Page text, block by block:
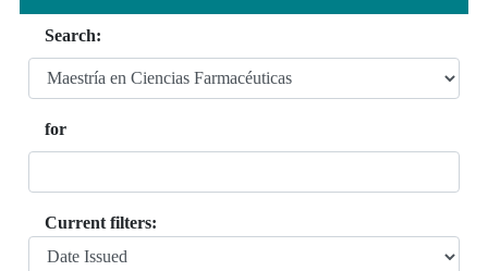
Search:
for
Current filters: